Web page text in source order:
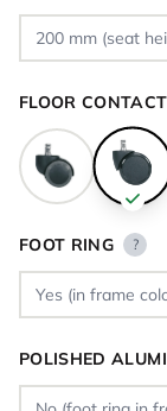
FLOOR CONTACT
FOOT RING ?
POLISHED